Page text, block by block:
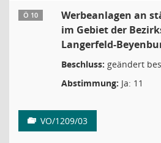
Ö 10
Werbeanlagen an
im Gebiet der
Langerfeld-
Beschluss: geändert
Abstimmung: Ja: 11
VO/1209/03